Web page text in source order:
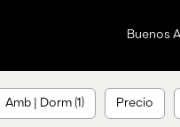
Buenos
Amb | Dorm (1) Precio